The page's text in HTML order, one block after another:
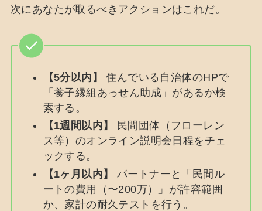
次にあなたが取るべきアクションはこれだ。
【5分以内】
住んでいる自治体のHPで
「養子縁組あっせん助成」があるか検
索する。
【1週間以内】
民間団体（フローレン
ス等）のオンライン説明会日程をチェ
ックする。
【1ヶ月以内】
パートナーと「民間ル
ートの費用（〜200万）」が許容範囲
か、家計の耐久テストを行う。